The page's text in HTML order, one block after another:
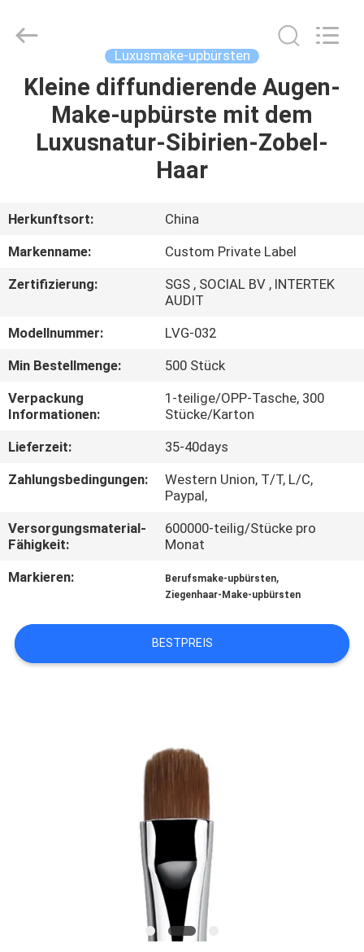
HAUS
PRODUKTE
UNS
AUSFLUG
SITEMAP
PRIVACY
POLICY
Luxusmake-upbürsten
Kleine diffundierende Augen-
Make-upbürste mit dem
Luxusnatur-Sibirien-Zobel-
Haar
Herkunftsort:
China
Markenname:
Custom Private Label
Zertifizierung:
SGS , SOCIAL BV , INTERTEK
AUDIT
Modellnummer:
LVG-032
Min Bestellmenge:
500 Stück
Verpackung
Informationen:
1-teilige/OPP-Tasche, 300
Stücke/Karton
Lieferzeit:
35-40days
Zahlungsbedingungen:
Western Union, T/T, L/C,
Paypal,
Versorgungsmaterial-
Fähigkeit:
600000-teilig/Stücke pro
Monat
Markieren:
Berufsmake-upbürsten,
Ziegenhaar-Make-upbürsten
BESTPREIS